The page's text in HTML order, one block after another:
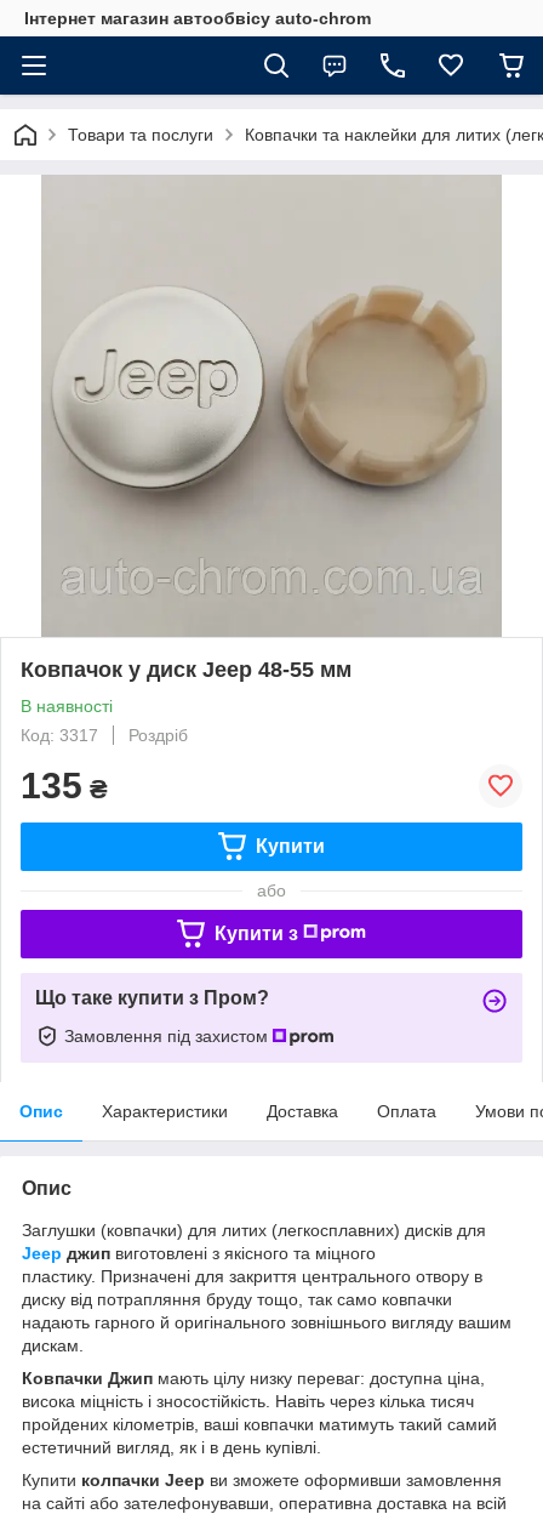
Інтернет магазин автообвісу auto-chrom
Товари та послуги Ковпачки та наклейки для литих
Ковпачок у диск Jeep 48-55 мм
В наявності
Код: 3317
Роздріб
135 ₴
Купити
або
Купити з
Що таке купити з Пром?
Замовлення під захистом
Опис Характеристики Доставка Оплата Умови
Опис
Заглушки (ковпачки) для литих (легкосплавних) дисків для
Jeep джип виготовлені з якісного та міцного
пластику. Призначені для закриття центрального отвору в
диску від потрапляння бруду тощо, так само ковпачки
надають гарного й оригінального зовнішнього вигляду вашим
дискам.
Ковпачки Джип мають цілу низку переваг: доступна ціна,
висока міцність і зносостійкість. Навіть через кілька тисяч
пройдених кілометрів, ваші ковпачки матимуть такий самий
естетичний вигляд, як і в день купівлі.
Купити колпачки Jeep ви зможете оформивши замовлення
на сайті або зателефонувавши, оперативна доставка на всій